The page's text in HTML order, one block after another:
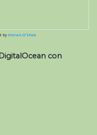
by Kieran O'Shea
con